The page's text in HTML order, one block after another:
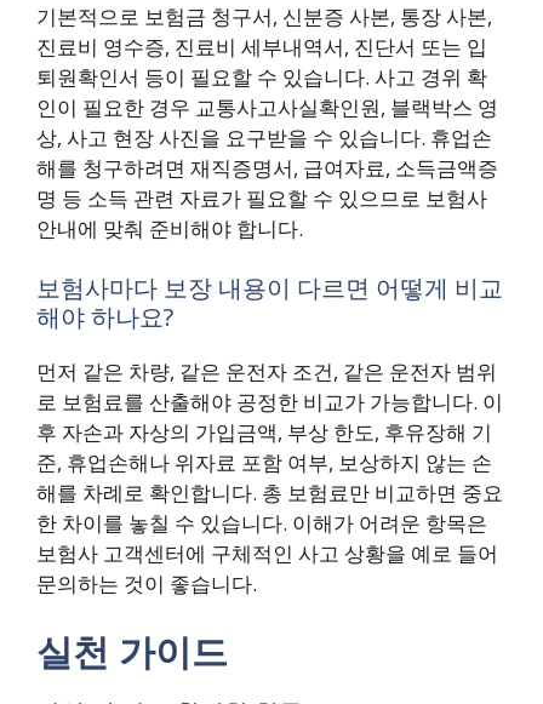
기본적으로 보험금 청구서, 신분증 사본, 통장 사본,
진료비 영수증, 진료비 세부내역서, 진단서 또는 입
퇴원확인서 등이 필요할 수 있습니다. 사고 경위 확
인이 필요한 경우 교통사고사실확인원, 블랙박스 영
상, 사고 현장 사진을 요구받을 수 있습니다. 휴업손
해를 청구하려면 재직증명서, 급여자료, 소득금액증
명 등 소득 관련 자료가 필요할 수 있으므로 보험사
안내에 맞춰 준비해야 합니다.
보험사마다 보장 내용이 다르면 어떻게 비교
해야 하나요?
먼저 같은 차량, 같은 운전자 조건, 같은 운전자 범위
로 보험료를 산출해야 공정한 비교가 가능합니다. 이
후 자손과 자상의 가입금액, 부상 한도, 후유장해 기
준, 휴업손해나 위자료 포함 여부, 보상하지 않는 손
해를 차례로 확인합니다. 총 보험료만 비교하면 중요
한 차이를 놓칠 수 있습니다. 이해가 어려운 항목은
보험사 고객센터에 구체적인 사고 상황을 예로 들어
문의하는 것이 좋습니다.
실천 가이드